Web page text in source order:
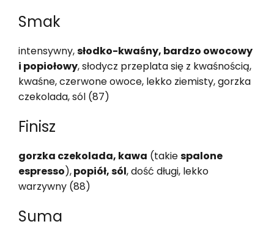
Smak
intensywny,słodko-kwaśny, bardzo owocowy
i popiołowy, słodycz przeplata się z kwaśnością,
kwaśne, czerwone owoce, lekko ziemisty, gorzka
czekolada, sól (87)
Finisz
gorzka czekolada, kawa (takiespalone
espresso),popiół, sól, dość długi, lekko
warzywny (88)
Suma